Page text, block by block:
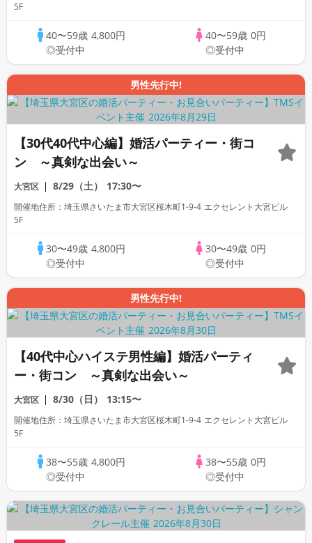
5F
40〜59歳 4,800円
◎受付中
40〜59歳 0円
◎受付中
男性先行中!
【30代40代中心編】婚活パーティー・街コ
ン ～真剣な出会い～
大宮区 8/29（土） 17:30〜
開催地住所：埼玉県さいたま市大宮区桜木町1-9-4 エクセレント大宮ビル
5F
30〜49歳 4,800円
◎受付中
30〜49歳 0円
◎受付中
男性先行中!
【40代中心ハイステ男性編】婚活パーティ
ー・街コン ～真剣な出会い～
大宮区 8/30（日） 13:15〜
開催地住所：埼玉県さいたま市大宮区桜木町1-9-4 エクセレント大宮ビル
5F
38〜55歳 4,800円
◎受付中
38〜55歳 0円
◎受付中